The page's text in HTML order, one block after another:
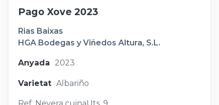
Pago Xove 2023
Rias Baixas
HGA Bodegas y Viñedos Altura, S.L.
Anyada 2023
Varietat Albariño